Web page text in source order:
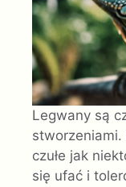
Legwany są
czułe jak
się ufać i